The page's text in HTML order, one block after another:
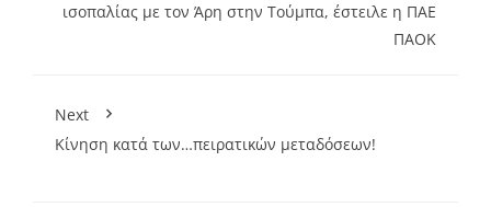
ισοπαλίας με τον Άρη στην Τούμπα, έστειλε η ΠΑΕ
ΠΑΟΚ
Next
Κίνηση κατά των…πειρατικών μεταδόσεων!